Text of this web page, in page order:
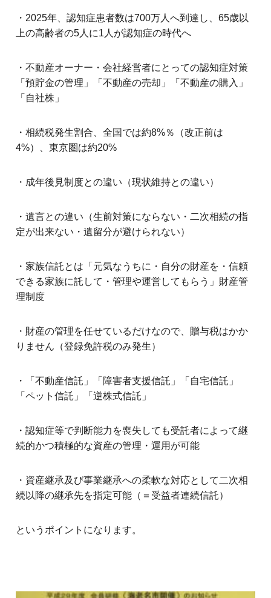
・2025年、認知症患者数は700万人へ到達し、65歳以
上の高齢者の5人に1人が認知症の時代へ
・不動産オーナー・会社経営者にとっての認知症対策
「預貯金の管理」「不動産の売却」「不動産の購入」
「自社株」
・相続税発生割合、全国では約8%％（改正前は
4%）、東京圏は約20%
・成年後見制度との違い（現状維持との違い）
・遺言との違い（生前対策にならない・二次相続の指
定が出来ない・遺留分が避けられない）
・家族信託とは「元気なうちに・自分の財産を・信頼
できる家族に託して・管理や運営してもらう」財産管
理制度
・財産の管理を任せているだけなので、贈与税はかか
りません（登録免許税のみ発生）
・「不動産信託」「障害者支援信託」「自宅信託」
「ペット信託」「逆株式信託」
・認知症等で判断能力を喪失しても受託者によって継
続的かつ積極的な資産の管理・運用が可能
・資産継承及び事業継承への柔軟な対応として二次相
続以降の継承先を指定可能（＝受益者連続信託）
というポイントになります。